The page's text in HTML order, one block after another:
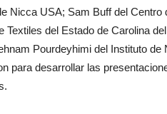
Nicca USA; Sam Buff del
Textiles del Estado de Carolina
Pourdeyhimi del Instituto
para desarrollar las